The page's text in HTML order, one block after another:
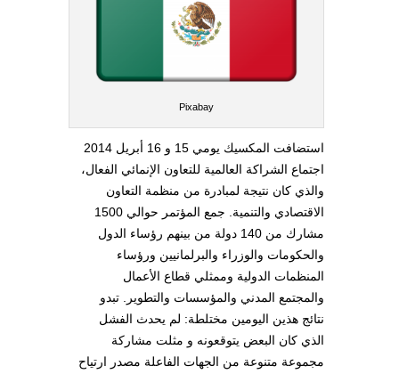
Pixabay
استضافت المكسيك يومي 15 و 16 أبريل 2014
اجتماع الشراكة العالمية للتعاون الإنمائي الفعال،
والذي كان نتيجة لمبادرة من منظمة التعاون
الاقتصادي والتنمية. جمع المؤتمر حوالي 1500
مشارك من 140 دولة من بينهم رؤساء الدول
والحكومات والوزراء والبرلمانيين ورؤساء
المنظمات الدولية وممثلي قطاع الأعمال
والمجتمع المدني والمؤسسات والتطوير. تبدو
نتائج هذين اليومين مختلطة: لم يحدث الفشل
الذي كان البعض يتوقعونه و مثلت مشاركة
مجموعة متنوعة من الجهات الفاعلة مصدر ارتياح